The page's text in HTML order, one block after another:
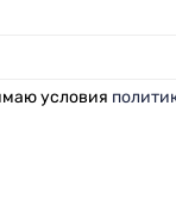
условия